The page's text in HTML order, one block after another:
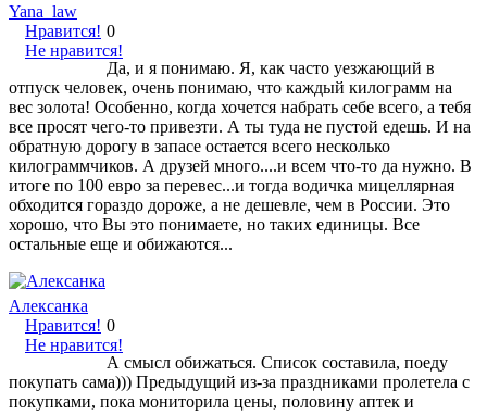
Yana_law
Нравится!
Не нравится!
0
Да, и я понимаю. Я, как часто уезжающий в
отпуск человек, очень понимаю, что каждый килограмм на
вес золота! Особенно, когда хочется набрать себе всего, а тебя
все просят чего-то привезти. А ты туда не пустой едешь. И на
обратную дорогу в запасе остается всего несколько
килограммчиков. А друзей много....и всем что-то да нужно. В
итоге по 100 евро за перевес...и тогда водичка мицеллярная
обходится гораздо дороже, а не дешевле, чем в России. Это
хорошо, что Вы это понимаете, но таких единицы. Все
остальные еще и обижаются...
Алексанка
Нравится!
Не нравится!
0
А смысл обижаться. Список составила, поеду
покупать сама))) Предыдущий из-за праздниками пролетела с
покупками, пока мониторила цены, половину аптек и